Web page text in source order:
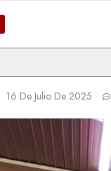
16 De Julio De 2025